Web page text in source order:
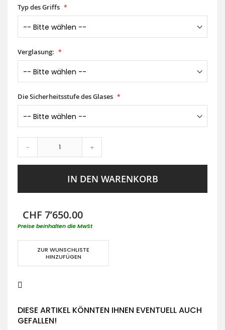
Typ des Griffs
Verglasung:
Die Sicherheitsstufe des Glases
- +
IN DEN WARENKORB
CHF 7’650.00
Preise beinhalten die MwSt
ZUR WUNSCHLISTE
HINZUFÜGEN
DIESE ARTIKEL KÖNNTEN IHNEN EVENTUELL AUCH
GEFALLEN!